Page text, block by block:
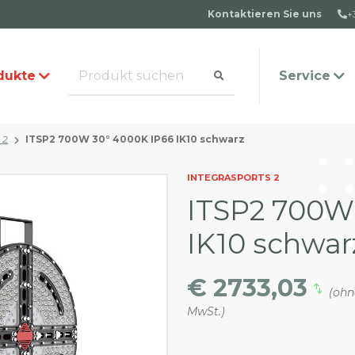
Kontaktieren Sie uns
Service
Häufige Fragen
Kontakt
2 ITSP2 700W 30° 4000K IP66 IK10 schwarz
INTEGRASPORTS 2
ITSP2
IK10
€ 2733,03
MwSt.)